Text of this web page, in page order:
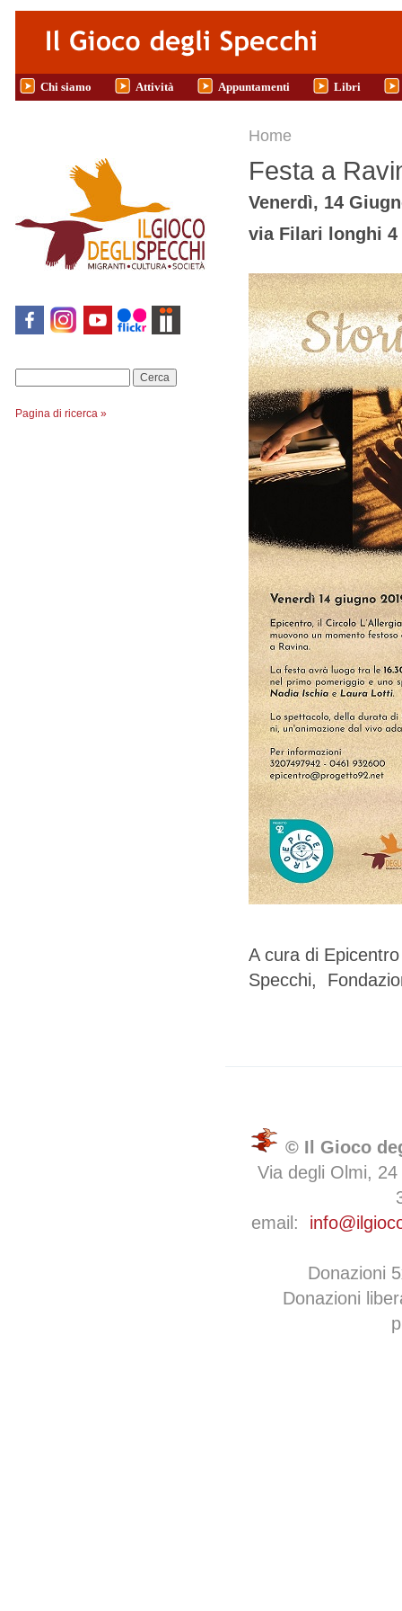
Salta al contenuto principale
Chi siamo Attività Appuntamenti Libri
Pagina di ricerca »
Tu sei qui
Home
Festa a
Venerdì, 14
via Filari longhi 4
A cura di
Specchi,
© Il Gioco
Via degli Olmi,
email:
Donazioni
Donazioni